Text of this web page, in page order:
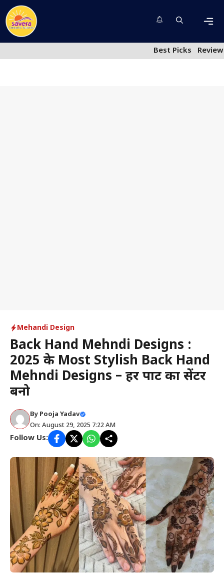
Skip
to
content
Best Picks
Mehandi Design
Back Hand Mehndi Designs :
2025 के Most Stylish Back Hand
Mehndi Designs – हर पार्टी का सेंटर
बनो
By Pooja Yadav
On: August 29, 2025 7:22 AM
Follow Us: